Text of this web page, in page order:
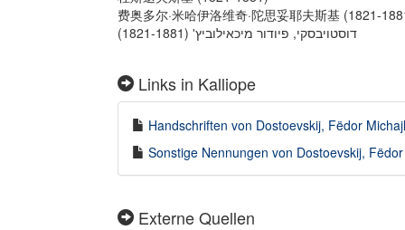
费奥多尔·米哈伊洛维奇·陀思妥耶夫斯基 (1821-
דוסטויבסקי, פיודור מיכאילוביץʹ (1821-1881)
Links in Kalliope
Handschriften von Dostoevskij, Fëdor
Sonstige Nennungen von Dostoevskij,
Externe Quellen